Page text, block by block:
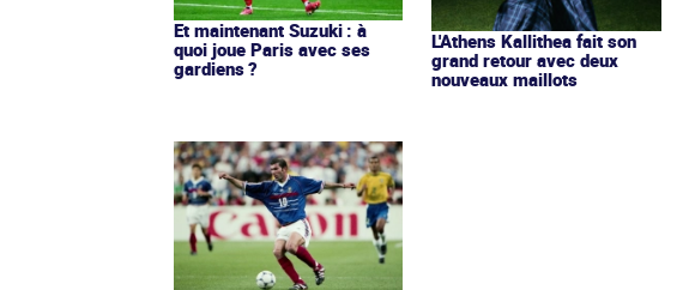
Et maintenant Suzuki : à
quoi joue Paris avec ses
gardiens ?
L'Athens Kallithea fait son
grand retour avec deux
nouveaux maillots